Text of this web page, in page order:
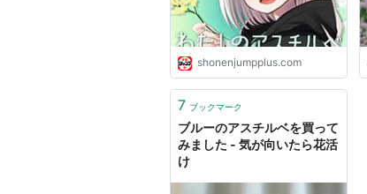
shonenjumpplus.com
7 ブックマーク
ブルーのアスチルベを買って
みました - 気が向いたら花活
け